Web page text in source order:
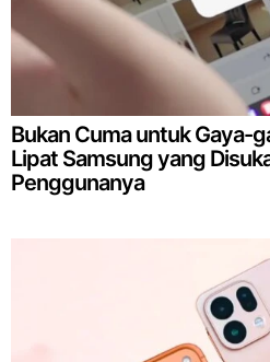
Bukan Cuma untuk Gaya-
Lipat Samsung yang
Penggunanya